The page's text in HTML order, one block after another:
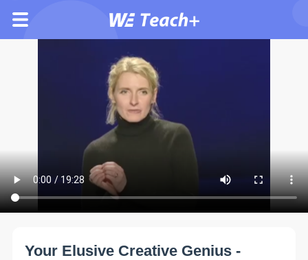
Your Elusive Creative Genius -